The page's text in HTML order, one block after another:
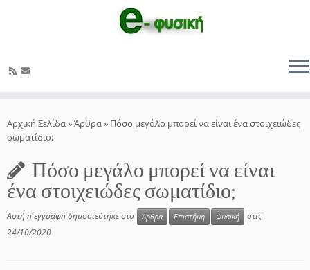
στο
περιεχόμενο
Αρχική Σελίδα»Άρθρα» Πόσο μεγάλο μπορεί να είναι ένα στοιχειώδες
σωματίδιο;
Πόσο μεγάλο μπορεί να είναι
ένα στοιχειώδες σωματίδιο;
Αυτή η εγγραφή δημοσιεύτηκε στο Άρθρα Επιστήμη Φυσική
στις
24/10/2020